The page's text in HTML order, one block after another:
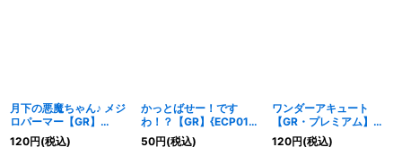
月下の悪魔ちゃん♪ メジ
ロパーマー【GR】
{ECP01-053}《ビショ
ップ》
120円(税込)
かっとばせー！です
わ！？【GR】{ECP01-
054}《ビショップ》
50円(税込)
ワンダーアキュート
【GR・プレミアム】
{ECP01-P26}《ビショ
ップ》
120円(税込)